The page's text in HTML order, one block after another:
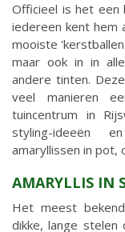
Officieel is het een
iedereen kent hem
mooiste
maar ook in in
andere tinten.
veel manieren
tuincentrum in
styling-ideeën
amaryllissen in pot,
AMARYLLIS IN
Het meest
dikke, lange